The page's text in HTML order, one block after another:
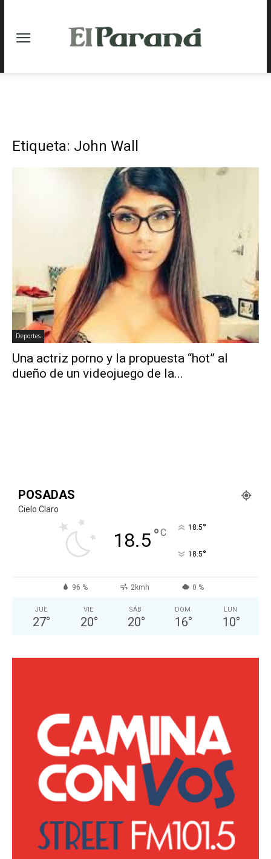
Etiqueta: John Wall
Deportes
Una actriz porno y la propuesta “hot” al
dueño de un videojuego de la...
POSADAS
Cielo Claro
18.5°C 18.5°
18.5°
96 % 2kmh 0 %
JUE
27°
VIE
20°
SÁB
20°
DOM
16°
LUN
10°